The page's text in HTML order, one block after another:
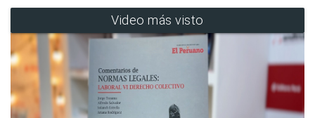
Video más visto